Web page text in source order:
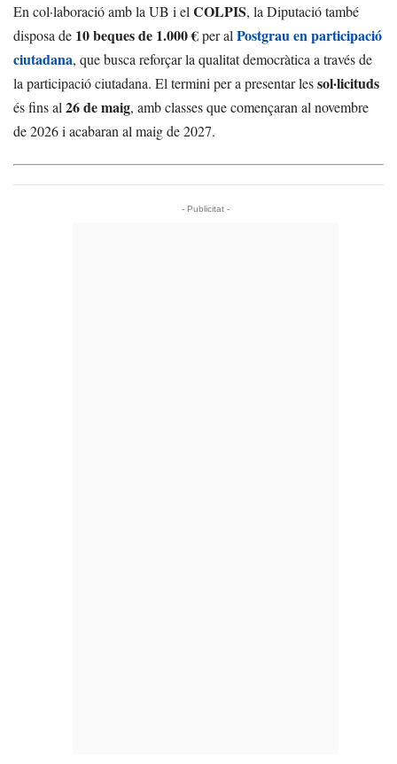
En col·laboració amb la UB i el COLPIS, la Diputació també
disposa de 10 beques de 1.000 €per al Postgrau en participació
ciutadana, que busca reforçar la qualitat democràtica a través de
la participació ciutadana. El termini per a presentar lessol·licituds
és fins al 26 de maig, amb classes que començaran al novembre
de 2026 i acabaran al maig de 2027.
- Publicitat -